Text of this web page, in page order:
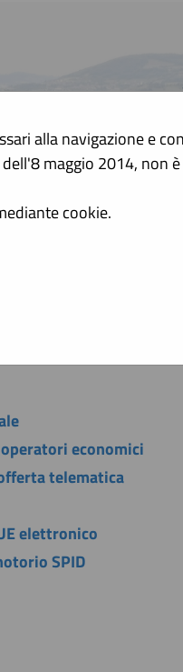
ALTO
alla navigazione e
maggio 2014, non
cookie.
economici
telematica
elettronico
SPID